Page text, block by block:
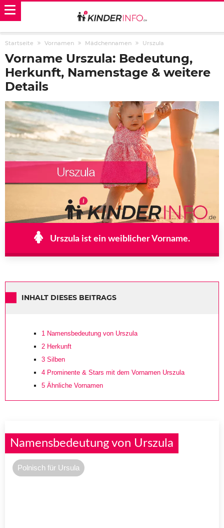
Startseite Vornamen Mädchennamen Urszula
Vorname Urszula: Bedeutung,
Herkunft, Namenstage & weitere
Details
Urszula ist ein weiblicher Vorname.
INHALT DIESES BEITRAGS
1 Namensbedeutung von Urszula
2 Herkunft
3 Silben
4 Prominente & Stars mit dem Vornamen Urszula
5 Ähnliche Vornamen
Namensbedeutung von Urszula
Polnisch für Ursula